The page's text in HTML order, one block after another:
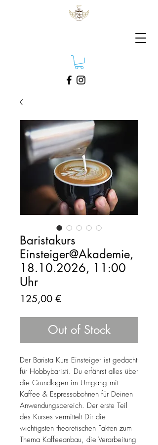
Baristakurs
Einsteiger@Akademie,
18.10.2026, 11:00
Uhr
125,00 €Price
Out of Stock
Der Barista Kurs Einsteiger ist gedacht
für Hobbybaristi. Du erfährst alles über
die Grundlagen im Umgang mit
Kaffee & Espressobohnen für Deinen
Anwendungsbereich. Der erste Teil
des Kurses vermittelt Dir die
wichtigsten theoretischen Fakten zum
Thema Kaffeeanbau, die Verarbeitung